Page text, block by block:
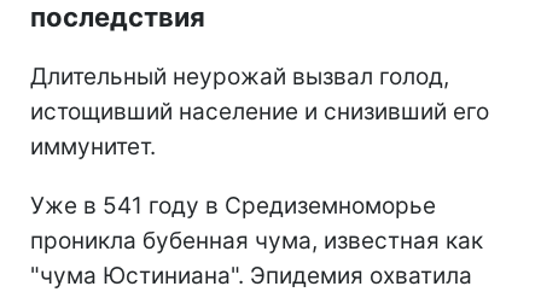
последствия
Длительный неурожай вызвал голод,
истощивший население и снизивший его
иммунитет.
Уже в 541 году в Средиземноморье
проникла бубенная чума, известная как
"чума Юстиниана". Эпидемия охватила